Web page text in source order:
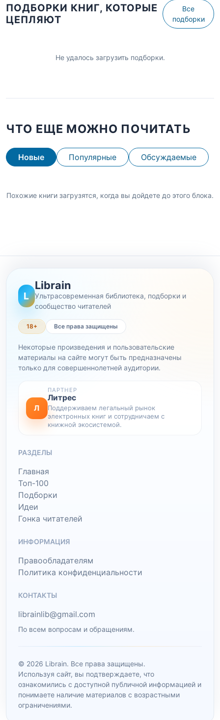
ПОДБОРКИ КНИГ, КОТОРЫЕ
ЦЕПЛЯЮТ
Все
подборки
Не удалось загрузить подборки.
ЧТО ЕЩЕ МОЖНО ПОЧИТАТЬ
Новые Популярные Обсуждаемые
Похожие книги загрузятся, когда вы дойдете до этого блока.
L
Librain
Ультрасовременная библиотека, подборки и
сообщество читателей
18+ Все права защищены
Некоторые произведения и пользовательские
материалы на сайте могут быть предназначены
только для совершеннолетней аудитории.
Л
ПАРТНЕР
Литрес
Поддерживаем легальный рынок
электронных книг и сотрудничаем с
книжной экосистемой.
РАЗДЕЛЫ
Главная
Топ-100
Подборки
Идеи
Гонка читателей
ИНФОРМАЦИЯ
Правообладателям
Политика конфиденциальности
КОНТАКТЫ
librainlib@gmail.com
По всем вопросам и обращениям.
© 2026 Librain. Все права защищены.
Используя сайт, вы подтверждаете, что
ознакомились с доступной публичной информацией и
понимаете наличие материалов с возрастными
ограничениями.